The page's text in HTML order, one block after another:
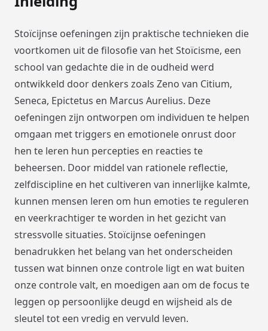
Stoïcijnse oefeningen zijn praktische technieken die
voortkomen uit de filosofie van het Stoïcisme, een
school van gedachte die in de oudheid werd
ontwikkeld door denkers zoals Zeno van Citium,
Seneca, Epictetus en Marcus Aurelius. Deze
oefeningen zijn ontworpen om individuen te helpen
omgaan met triggers en emotionele onrust door
hen te leren hun percepties en reacties te
beheersen. Door middel van rationele reflectie,
zelfdiscipline en het cultiveren van innerlijke kalmte,
kunnen mensen leren om hun emoties te reguleren
en veerkrachtiger te worden in het gezicht van
stressvolle situaties. Stoïcijnse oefeningen
benadrukken het belang van het onderscheiden
tussen wat binnen onze controle ligt en wat buiten
onze controle valt, en moedigen aan om de focus te
leggen op persoonlijke deugd en wijsheid als de
sleutel tot een vredig en vervuld leven.